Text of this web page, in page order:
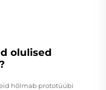
olulised
hõlmab prototüübi